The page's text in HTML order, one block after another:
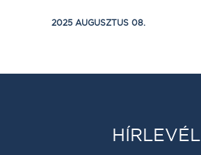
2025 AUGUSZTUS 08.
HÍRLEVÉL